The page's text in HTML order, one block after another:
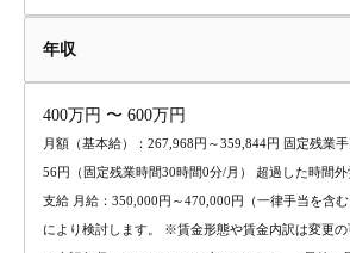
年収
400万円 〜 600万円
月額（基本給）：267,968円～359,844円 固定残業
56円（固定残業時間30時間0分/月） 超過した時間
支給 月給：350,000円～470,000円（一律手当を含
により検討します。 ※賃金形態や賃金内訳は変更の